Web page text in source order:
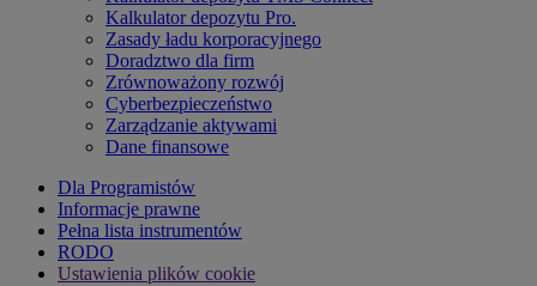
Kalkulator depozytu Pro.
Zasady ładu korporacyjnego
Doradztwo dla firm
Zrównoważony rozwój
Cyberbezpieczeństwo
Zarządzanie aktywami
Dane finansowe
Dla Programistów
Informacje prawne
Pełna lista instrumentów
RODO
Ustawienia plików cookie